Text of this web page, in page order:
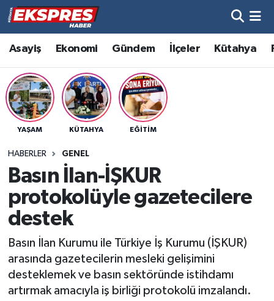
Asayiş Ekonomi Gündem İlçeler Kütahya
YAŞAM KÜTAHYA EĞITIM
HABERLER GENEL
Basın İlan-İŞKUR
protokolüyle gazetecilere
destek
Basın İlan Kurumu ile Türkiye İş Kurumu (İŞKUR)
arasında gazetecilerin mesleki gelişimini
desteklemek ve basın sektöründe istihdamı
artırmak amacıyla iş birliği protokolü imzalandı.
Altıntaş
Asayiş
Aslanapa
Bölge
Çavdarhisar
Dumlupınar
Dünya
Hava Durumu
Trafik Durumu
Süper Lig Puan Durumu ve Fikstür
Son Dakika Haberleri
Haber Arşivi